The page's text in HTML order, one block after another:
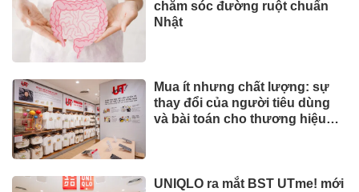
chăm sóc đường ruột chuẩn
Nhật
Mua ít nhưng chất lượng: sự
thay đổi của người tiêu dùng
và bài toán cho thương hiệu
UNIQLO ra mắt BST UTme! mới